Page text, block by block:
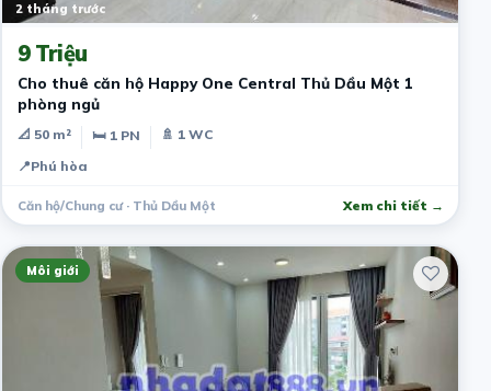
2 tháng trước
9 Triệu
Cho thuê căn hộ Happy One Central Thủ Dầu Một 1
phòng ngủ
📐 50 m² 🛏 1 PN
🚿 1 WC
📍Phú hòa
Căn hộ/Chung cư · Thủ Dầu Một Xem chi tiết →
Môi giới